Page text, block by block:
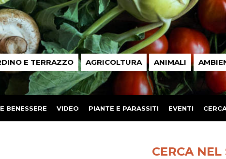
E TERRAZZO AGRICOLTURA ANIMALI
BENESSERE VIDEO PIANTE E PARASSITI EVENTI
CERCA NEL